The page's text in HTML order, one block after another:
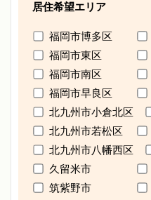
居住希望エリア
福岡市博多区
福岡市東区
福岡市南区
福岡市早良区
北九州市小倉北区
北九州市若松区
北九州市八幡西区
久留米市
筑紫野市